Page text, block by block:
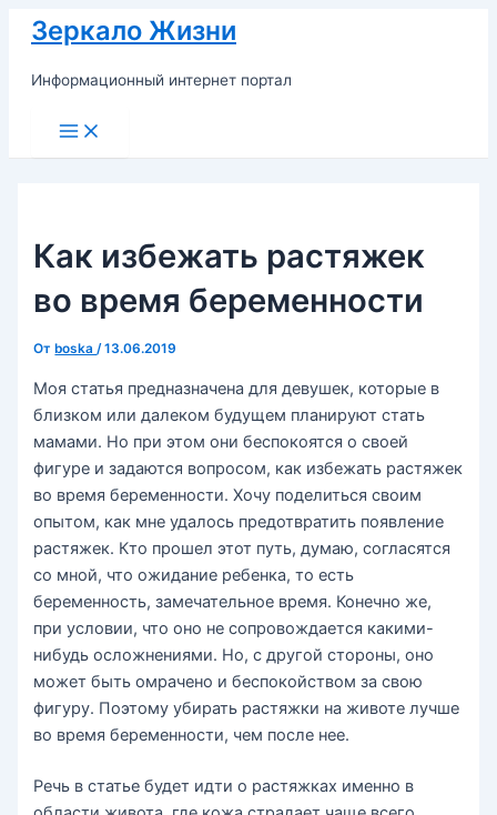
Перейти
содержимому
Зеркало Жизни
Информационный интернет портал
Main
Menu
Как избежать растяжек
во время беременности
От boska/13.06.2019
Моя статья предназначена для девушек, которые в
близком или далеком будущем планируют стать
мамами. Но при этом они беспокоятся о своей
фигуре и задаются вопросом, как избежать растяжек
во время беременности. Хочу поделиться своим
опытом, как мне удалось предотвратить появление
растяжек. Кто прошел этот путь, думаю, согласятся
со мной, что ожидание ребенка, то есть
беременность, замечательное время. Конечно же,
при условии, что оно не сопровождается какими-
нибудь осложнениями. Но, с другой стороны, оно
может быть омрачено и беспокойством за свою
фигуру. Поэтому убирать растяжки на животе лучше
во время беременности, чем после нее.
Речь в статье будет идти о растяжках именно в